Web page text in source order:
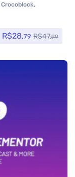
Crocoblock,
R$28,79 R$47,99